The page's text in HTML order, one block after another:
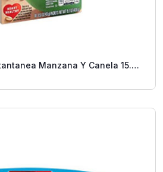
Manzana Y Canela 15.1